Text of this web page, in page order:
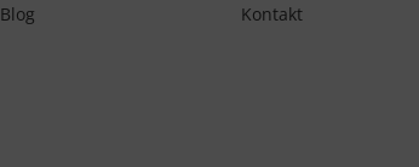
Blog
Kontakt